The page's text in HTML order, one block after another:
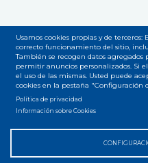
Menú
del
pie
Accesibilidad Privacidad
Usamos cookies propias y de terceros:
correcto funcionamiento del sitio,
También se recogen datos
permitir anuncios personalizados. Si
el uso de las mismas. Usted puede
cookies en la pestaña "Configuración
Política de privacidad
Información sobre Cookies